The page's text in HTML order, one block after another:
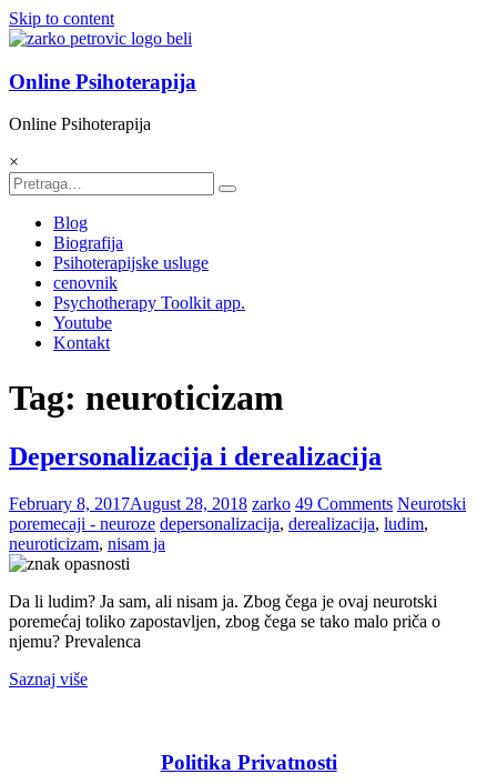
Skip to content
Online Psihoterapija
Online Psihoterapija
×
Blog
Biografija
Psihoterapijske usluge
cenovnik
Psychotherapy Toolkit app.
Youtube
Kontakt
Tag: neuroticizam
Depersonalizacija i derealizacija
February 8, 2017August 28, 2018 zarko 49 Comments Neurotski
poremecaji - neuroze depersonalizacija, derealizacija, ludim,
neuroticizam, nisam ja
Da li ludim? Ja sam, ali nisam ja. Zbog čega je ovaj neurotski
poremećaj toliko zapostavljen, zbog čega se tako malo priča o
njemu? Prevalenca
Saznaj više
Politika Privatnosti